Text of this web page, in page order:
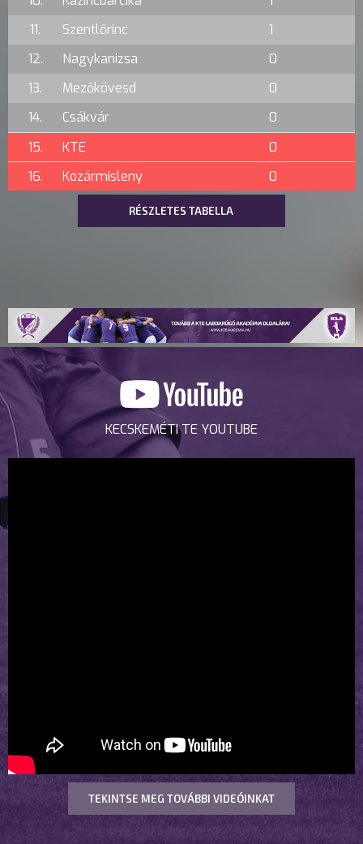
11.
Szentlőrinc
1
12.
Nagykanizsa
0
13.
Mezőkövesd
0
14.
Csákvár
0
15.
KTE
0
16.
Kozármisleny 0
RÉSZLETES TABELLA
KECSKEMÉTI TE YOUTUBE
TEKINTSE MEG TOVÁBBI VIDEÓINKAT